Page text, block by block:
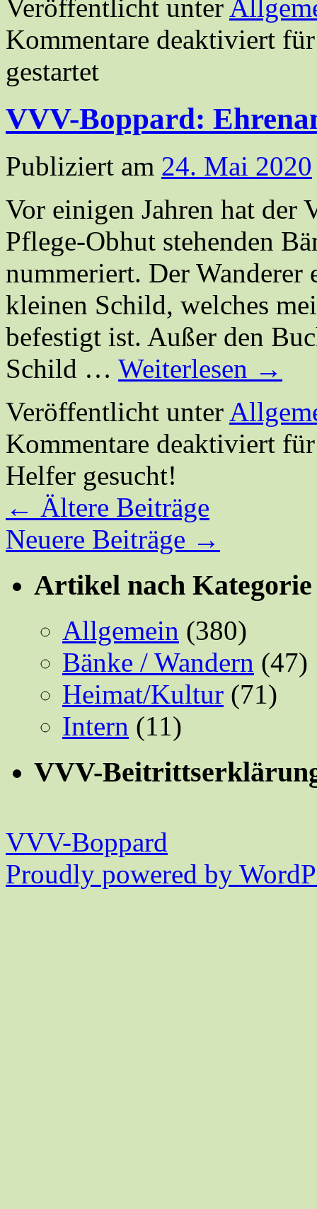
Veröffentlicht unter
Kommentare deaktiviert
gestartet
VVV-Boppard:
Publiziert am 24. Mai 2020
Vor einigen Jahren hat der
Pflege-Obhut stehenden
nummeriert. Der
kleinen Schild, welches
befestigt ist. Außer den
Schild … Weiterlesen →
Veröffentlicht unter
Kommentare deaktiviert
Helfer gesucht!
← Ältere Beiträge
Neuere Beiträge →
Artikel nach Kategorie
Allgemein (380)
Bänke / Wandern (47)
Heimat/Kultur (71)
Intern (11)
VVV-
VVV-Boppard
Proudly powered by